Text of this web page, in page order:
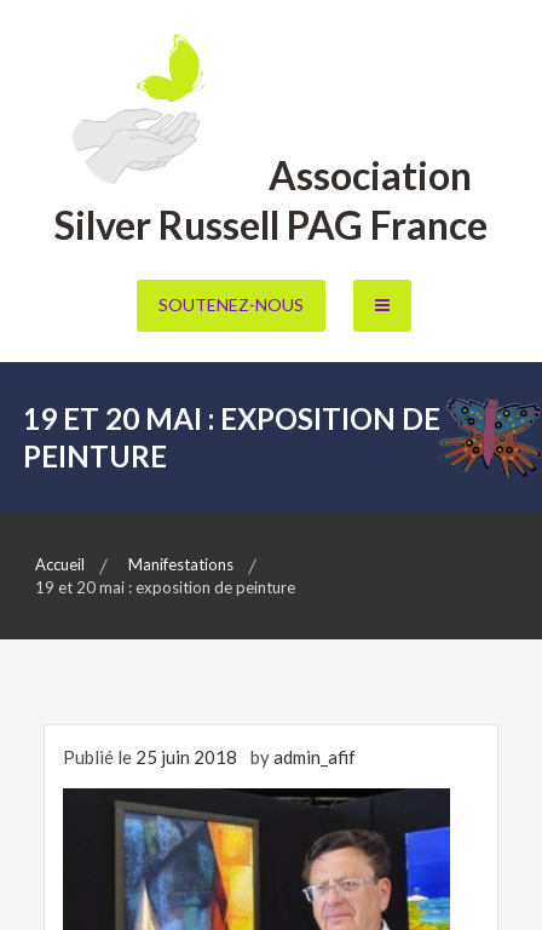
Association
Silver Russell PAG France
SOUTENEZ-NOUS
19 ET 20 MAI : EXPOSITION DE
PEINTURE
Accueil
Manifestations
19 et 20 mai : exposition de peinture
Publié le 25 juin 2018 byadmin_afif